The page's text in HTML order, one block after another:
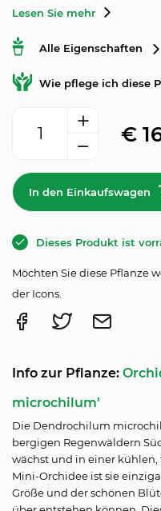
Lesen Sie mehr
Alle Eigenschaften
Wie pflege ich diese
Orchidee 'Dendrochilum
€
In den Einkaufswagen
Dieses Produkt ist
Möchten Sie diese Pflanze
der Icons.
Info zur Pflanze:
microchilum'
Die Dendrochilum
bergigen Regenwäldern
wächst und in einer
Mini-Orchidee ist sie
Größe und der schönen